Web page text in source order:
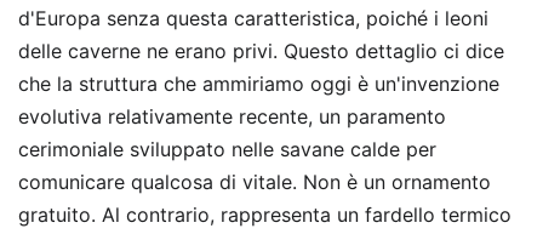
d'Europa senza questa caratteristica, poiché i leoni
delle caverne ne erano privi. Questo dettaglio ci dice
che la struttura che ammiriamo oggi è un'invenzione
evolutiva relativamente recente, un paramento
cerimoniale sviluppato nelle savane calde per
comunicare qualcosa di vitale. Non è un ornamento
gratuito. Al contrario, rappresenta un fardello termico